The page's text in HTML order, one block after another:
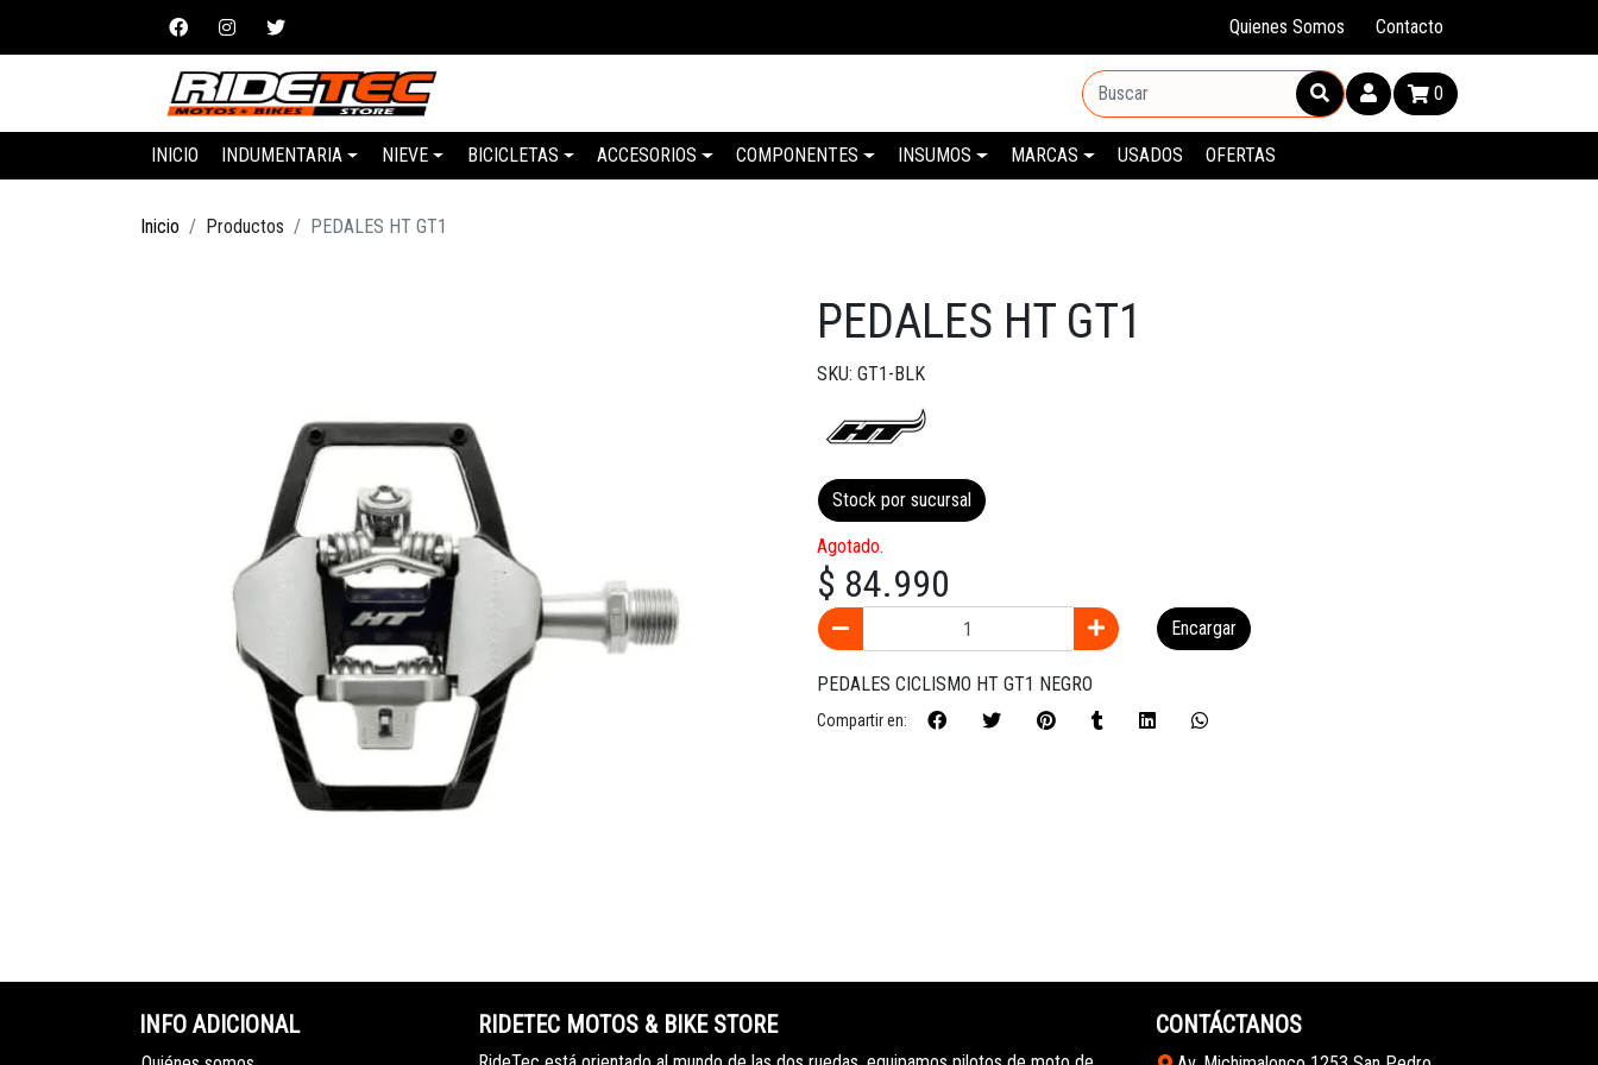
Quienes Somos Contacto
0
INICIO INDUMENTARIA NIEVE BICICLETAS ACCESORIOS COMPONENTES INSUMOS MARCAS USADOS OFERTAS
Inicio Productos PEDALES HT GT1
PEDALES HT GT1
SKU: GT1-BLK
Stock por sucursal
Agotado.
$ 84.990
Encargar
PEDALES CICLISMO HT GT1 NEGRO
Compartir en:
INFO ADICIONAL RIDETEC MOTOS & BIKE STORE CONTÁCTANOS